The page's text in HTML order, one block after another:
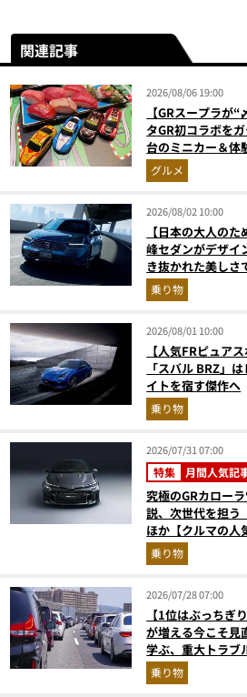
関連記事
2026/08/06 19:00
【GRスープラが
タGR初コラボを
台のミニカー＆体
奮間違いなし
グルメ
2026/08/02 10:00
【日本の大人の
峰セダンがデザイ
き抜かれた美しさ
乗り物
2026/08/01 10:00
【人気FRピュア
「スバル BRZ」
イトを宿す傑作へ
乗り物
2026/07/31 07:00
特集 月間人気記
究極のGRカロー
説、次世代を担う
ほか【クルマの人
（2026年6月版）
乗り物
2026/07/28 07:00
【1位はぶっちぎ
が増える今こそ見
学ぶ、重大トラブ
フメンテ術
乗り物